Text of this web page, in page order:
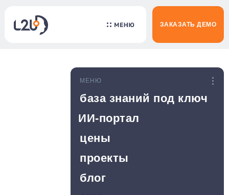
ЗАКАЗАТЬ ДЕМО
МЕНЮ
ИИ-портал
база знаний под ключ
цены
проекты
блог